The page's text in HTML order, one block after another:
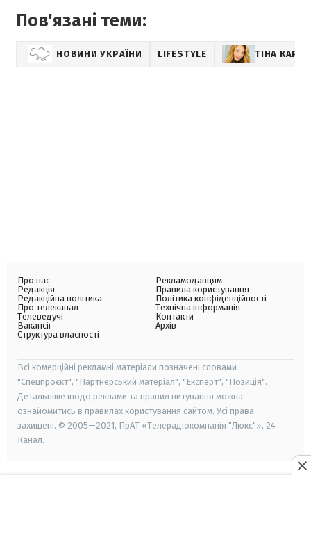
Пов'язані теми:
НОВИНИ УКРАЇНИ LIFESTYLE ТІНА
Про нас
Редакція
Редакційна політика
Про телеканал
Телеведучі
Вакансії
Структура власності
Рекламодавцям
Правила користування
Політика конфіденційності
Технічна інформація
Контакти
Архів
Всі комерційні рекламні матеріали позначені словами
"Спецпроєкт", "Партнерський матеріал", "Експерт", "Позиція".
Детальніше щодо реклами та правил цитування можна
ознайомитись в правилах користування сайтом. Усі права
захищені. © 2005—2021, ПрАТ «Телерадіокомпанія "Люкс"», 24
Канал.